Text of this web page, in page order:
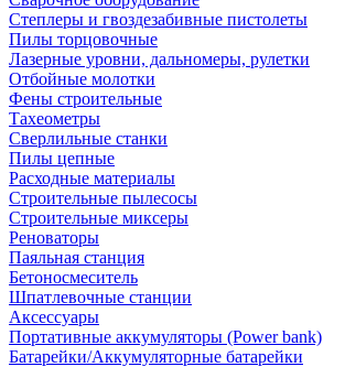
Степлеры и гвоздезабивные пистолеты
Пилы торцовочные
Лазерные уровни, дальномеры, рулетки
Отбойные молотки
Фены строительные
Тахеометры
Сверлильные станки
Пилы цепные
Расходные материалы
Строительные пылесосы
Строительные миксеры
Реноваторы
Паяльная станция
Бетоносмеситель
Шпатлевочные станции
Аксессуары
Портативные аккумуляторы (Power bank)
Батарейки/Аккумуляторные батарейки